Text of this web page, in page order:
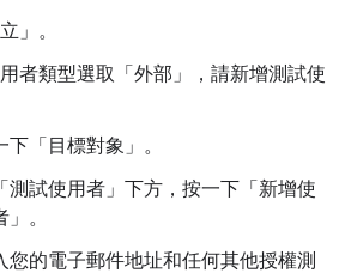
」 。
者類型選取「外部」
，請新增測試使
下「目標對象」 。
測試使用者」 下方，按一下「新增使
。
您的電子郵件地址和任何其他授權測